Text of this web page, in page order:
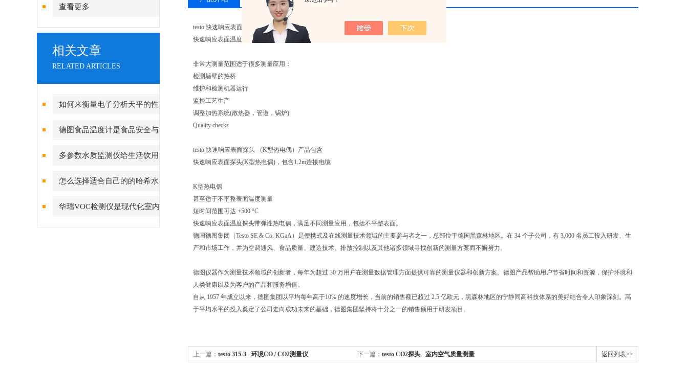
查看更多
相关文章
RELATED ARTICLES
如何来衡量电子分析天平的性
能？
德图食品温度计是食品安全与
精确测温的守护者
多参数水质监测仪给生活饮用
水带来的用处
怎么选择适合自己的的哈希水
质分析仪
华瑞VOC检测仪是现代化室内
空气质量的卫士
testo 快速响应表面探头 （K型热电偶）产品描述
快速响应表面温度探头(K型热电偶)带弹性热电偶，响应快，甚至适于不平整表面温度测量。
非常大测量范围适于很多测量应用：
检测墙壁的热桥
维护和检测机器运行
监控工艺生产
调整加热系统(散热器，管道，锅炉)
Quality checks
testo 快速响应表面探头 （K型热电偶）产品包含
快速响应表面探头(K型热电偶)，包含1.2m连接电缆
K型热电偶
甚至适于不平整表面温度测量
短时间范围可达 +500 °C
快速响应表面温度探头带弹性热电偶，满足不同测量应用，包括不平整表面。
德国德图集团（Testo SE & Co. KGaA）是便携式及在线测量技术领域的主要参与者之一，总部位于德国黑森林地区。在 34 个子公司，有 3,000 名员工投入研发、生
产和市场工作，并为空调通风、食品质量、建造技术、排放控制以及其他诸多领域寻找创新的测量方案而不懈努力。
德图仪器作为测量技术领域的创新者，每年为超过 30 万用户在测量数据管理方面提供可靠的测量仪器和创新方案。德图产品帮助用户节省时间和资源，保护环境和
人类健康以及为客户的产品和服务增值。
自从 1957 年成立以来，德图集团以平均每年高于10% 的速度增长，当前的销售额已超过 2.5 亿欧元，黑森林地区的宁静同高科技体系的美好结合令人印象深刻。高
于平均水平的投入奠定了公司走向成功未来的基础，德图集团坚持将十分之一的销售额用于研发项目。
上一篇： testo 315-3 - 环境CO / CO2测量仪 下一篇： testo CO2探头 - 室内空气质量测量 返回列表>>